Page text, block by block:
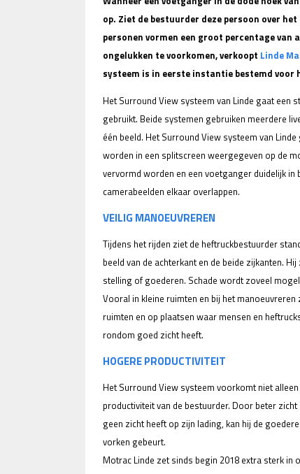
op. Ziet de bestuurder deze persoon over
personen vormen een groot percentage
ongelukken te voorkomen, verkoopt Linde
systeem is in eerste instantie bestemd
Het Surround View systeem van Linde gaat een
gebruikt. Beide systemen gebruiken meerdere
één beeld. Het Surround View systeem van
worden in een splitscreen weergegeven op de
vervormd worden en een voetganger duidelijk in
camerabeelden elkaar overlappen.
VEILIG MANOEUVREREN
Tijdens het rijden ziet de heftruckbestuurder
beeld van de achterkant en de beide zijkanten.
stelling of goederen. Schade wordt zoveel
Vooral in kleine ruimten en bij het
ruimten en op plaatsen waar mensen en
rondom goed zicht heeft.
HOGERE PRODUCTIVITEIT
Het Surround View systeem voorkomt niet
productiviteit van de bestuurder. Door beter
geen zicht heeft op zijn lading, kan hij de
vorken gebeurt.
Motrac Linde zet sinds begin 2018 extra sterk in